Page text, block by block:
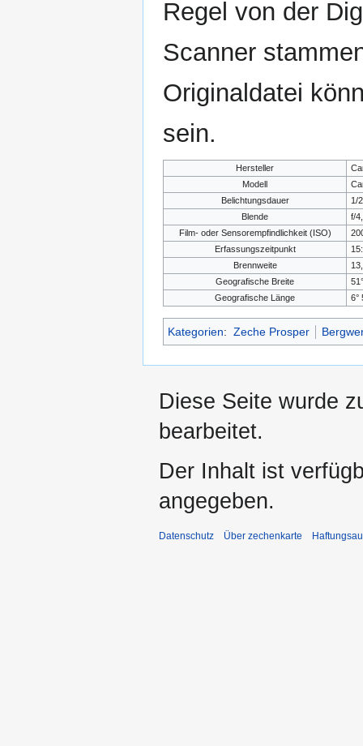
Regel von der
Scanner
Originaldatei
sein.
Hersteller
Modell
Belichtungsdauer
1/
Blende
f/
Film- oder Sensorempfindlichkeit (ISO)
Erfassungszeitpunkt
Brennweite
Geografische Breite
Geografische Länge
6°
Kategorien: Zeche Prosper
Diese Seite wurde
bearbeitet.
Der Inhalt ist
angegeben.
Datenschutz Über zechenkarte